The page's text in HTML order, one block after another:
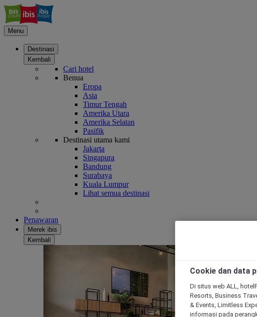
Menu
Destinasi
Kembali
Cari hotel
Benua
Eropa
Asia
Timur Tengah
Amerika Utara
Amerika Selatan
Pasifik
Destinasi utama kami
Jakarta
Singapura
Bandung
Surabaya
Kuala Lumpur
Lihat semua destinasi
Penawaran
Merek ibis
Kembali
Cookie dan data
Di situs web ALL,
Resorts, Business
& Events, Limitless
informasi pada